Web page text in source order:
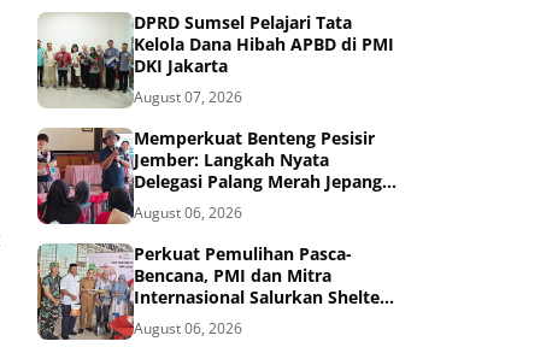
DPRD Sumsel Pelajari Tata
Kelola Dana Hibah APBD di PMI
DKI Jakarta
August 07, 2026
Memperkuat Benteng Pesisir
Jember: Langkah Nyata
Delegasi Palang Merah Jepang
Dampingi Relawan dan Sekolah
Tangguh Bencana
August 06, 2026
Perkuat Pemulihan Pasca-
Bencana, PMI dan Mitra
Internasional Salurkan Shelter
Toolkit untuk 1.200 Keluarga di
Aceh Utara
August 06, 2026